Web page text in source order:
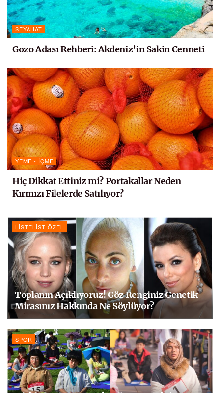
SEYAHAT
Gozo Adası Rehberi: Akdeniz’in Sakin Cenneti
YEME - İÇME
Hiç Dikkat Ettiniz mi? Portakallar Neden
Kırmızı Filelerde Satılıyor?
LISTELIST ÖZEL
Toplanın Açıklıyoruz! Göz Renginiz Genetik
Mirasınız Hakkında Ne Söylüyor?
SPOR